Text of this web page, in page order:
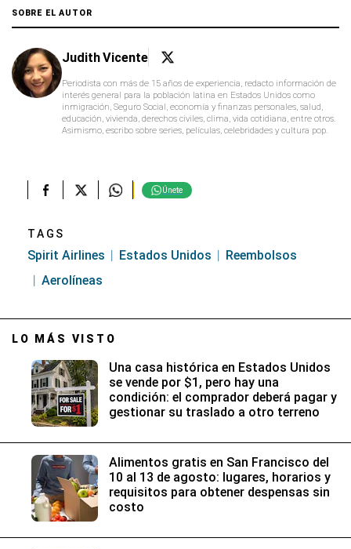
SOBRE EL AUTOR
Judith Vicente
Periodista con más de 15 años de experiencia, redacto información de
interés general para la población latina en Estados Unidos como
inmigración, Seguro Social, economía y finanzas personales, salud,
educación, vivienda, derechos civiles, clima, vida cotidiana, entre otros.
Asimismo, escribo sobre series, películas, celebridades y cultura pop.
Únete
TAGS
Spirit Airlines Estados Unidos
Reembolsos
Aerolíneas
LO MÁS VISTO
Una casa histórica en Estados Unidos
se vende por $1, pero hay una
condición: el comprador deberá pagar y
gestionar su traslado a otro terreno
Alimentos gratis en San Francisco del
10 al 13 de agosto: lugares, horarios y
requisitos para obtener despensas sin
costo